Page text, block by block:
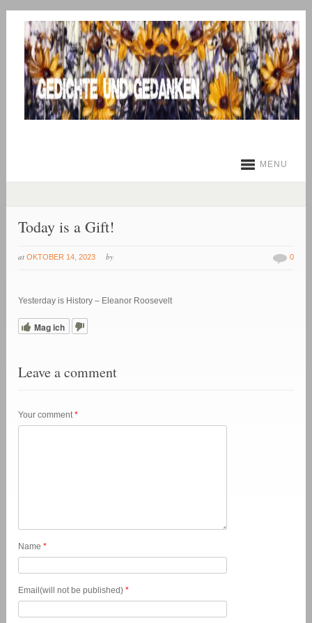
MENU
Today is a Gift!
at OKTOBER 14, 2023 by 0
Yesterday is History – Eleanor Roosevelt
Mag ich
Leave a comment
Your comment*
Name*
Email(will not be published)*